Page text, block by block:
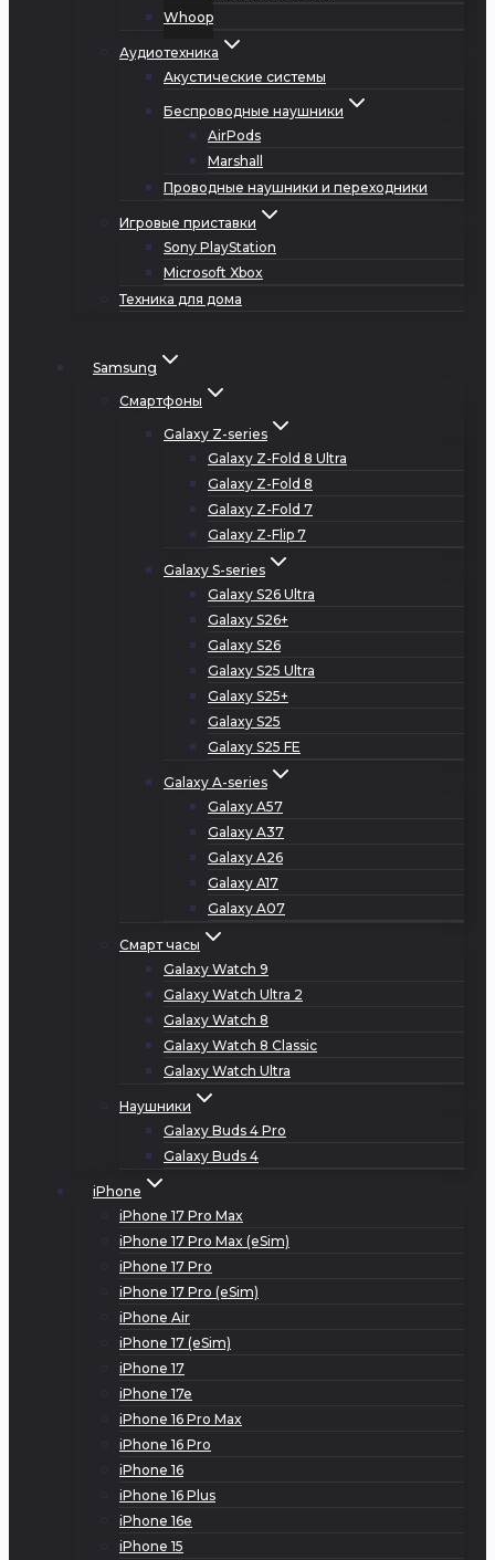
Whoop
Аудиотехника
Акустические системы
Беспроводные наушники
AirPods
Marshall
Проводные наушники и переходники
Игровые приставки
Sony PlayStation
Microsoft Xbox
Техника для дома
Samsung
Смартфоны
Galaxy Z-series
Galaxy Z-Fold 8 Ultra
Galaxy Z-Fold 8
Galaxy Z-Fold 7
Galaxy Z-Flip 7
Galaxy S-series
Galaxy S26 Ultra
Galaxy S26+
Galaxy S26
Galaxy S25 Ultra
Galaxy S25+
Galaxy S25
Galaxy S25 FE
Galaxy A-series
Galaxy A57
Galaxy A37
Galaxy A26
Galaxy A17
Galaxy A07
Смарт часы
Galaxy Watch 9
Galaxy Watch Ultra 2
Galaxy Watch 8
Galaxy Watch 8 Classic
Galaxy Watch Ultra
Наушники
Galaxy Buds 4 Pro
Galaxy Buds 4
iPhone
iPhone 17 Pro Max
iPhone 17 Pro Max (eSim)
iPhone 17 Pro
iPhone 17 Pro (eSim)
iPhone Air
iPhone 17 (eSim)
iPhone 17
iPhone 17e
iPhone 16 Pro Max
iPhone 16 Pro
iPhone 16
iPhone 16 Plus
iPhone 16e
iPhone 15